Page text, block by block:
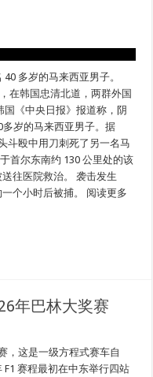
多岁的马来西亚男子。
在韩国忠清北道，两群外国
《中央日报》报道称，阴
岁的马来西亚男子。据
斗殴中用刀刺死了另一名马
首尔东南约 130 公里处的该
往医院救治。 袭击发生
个小时后被捕。 阅读更多
年巴林大奖赛
，这是一级方程式赛车自
F1 赛程最初在中东举行四站